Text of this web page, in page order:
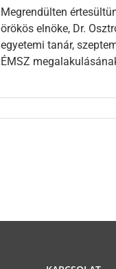
Megrendülten
örökös elnöke, Dr.
egyetemi tanár,
ÉMSZ